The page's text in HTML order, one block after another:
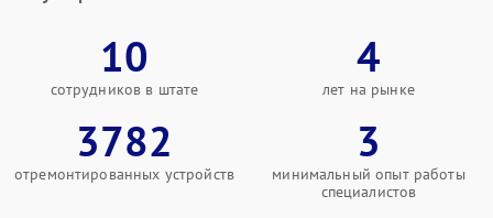
10
сотрудников в штате
4
лет на рынке
3782
отремонтированных устройств
3
минимальный опыт работы
специалистов